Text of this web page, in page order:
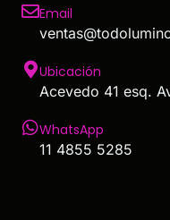
Email
Ubicación
Acevedo 41 esq.
WhatsApp
11 4855 5285